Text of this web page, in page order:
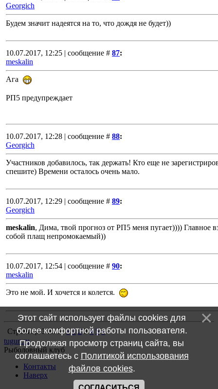
Georgich
Будем значит надеятся на то, что дождя не будет))
10.07.2017, 12:25 | сообщение # 87:
meskalin
Ага
РП5 предупреждает
10.07.2017, 12:28 | сообщение # 88:
Georgich
Участников добавилось, так держать! Кто еще не
спешите) Времени осталось очень мало.
10.07.2017, 12:29 | сообщение # 89:
Georgich
meskalin, Дима, твой прогноз от РП5 меня пугает)))) Главное
собой плащ непромокаемый))
10.07.2017, 12:54 | сообщение # 90:
meskalin
Это не мой. И хочется и колется.
Страница3из5 « 1 2 3 4 5 »
tugun.ru
Рыболовный клуб
Контакты
Наверх
Этот сайт использует файлы cookies для
более комфортной работы пользователя.
Продолжая просмотр страниц сайта, вы
соглашаетесь с Политикой использования
файлов cookies.